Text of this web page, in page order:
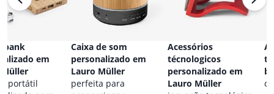
bank
em
portátil
Caixa de som
personalizado em
Lauro Müller
perfeita para
Acessórios
técnologicos
personalizado em
Lauro Müller